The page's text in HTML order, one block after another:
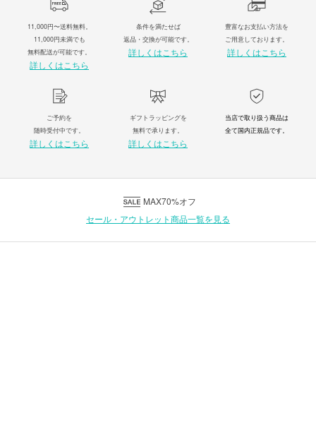
11,000円〜送料無料。
11,000円未満でも
無料配送が可能です。
詳しくはこちら
条件を満たせば
返品・交換が可能です。
詳しくはこちら
豊富なお支払い方法を
ご用意しております。
詳しくはこちら
ご予約を
随時受付中です。
詳しくはこちら
ギフトラッピングを
無料で承ります。
詳しくはこちら
当店で取り扱う商品は
全て国内正規品です。
MAX70%オフ
セール・アウトレット商品一覧を見る